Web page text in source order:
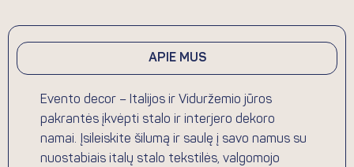
APIE MUS
Evento decor – Italijos ir Viduržemio jūros
pakrantės įkvėpti stalo ir interjero dekoro
namai. Įsileiskite šilumą ir saulę į savo namus su
nuostabiais italų stalo tekstilės, valgomojo